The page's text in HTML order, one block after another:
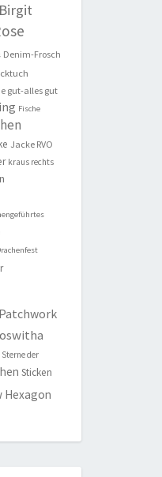
Birgit
Denim-Frosch
gut-alles gut
Fische
Jacke RVO
kraus rechts
Patchwork
Sterne der
Sticken
Hexagon